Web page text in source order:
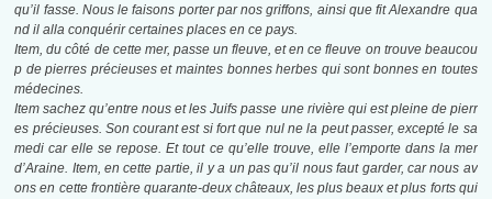
qu’il fasse. Nous le faisons porter par nos griffons, ainsi que fit Alexandre qua
nd il alla conquérir certaines places en ce pays.
Item, du côté de cette mer, passe un fleuve, et en ce fleuve on trouve beaucou
p de pierres précieuses et maintes bonnes herbes qui sont bonnes en toutes
médecines.
Item sachez qu’entre nous et les Juifs passe une rivière qui est pleine de pierr
es précieuses. Son courant est si fort que nul ne la peut passer, excepté le sa
medi car elle se repose. Et tout ce qu’elle trouve, elle l’emporte dans la mer
d’Araine. Item, en cette partie, il y a un pas qu’il nous faut garder, car nous av
ons en cette frontière quarante-deux châteaux, les plus beaux et plus forts qui